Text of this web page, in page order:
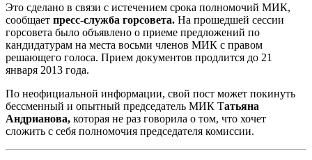
Это сделано в связи с истечением срока полномочий МИК,
сообщает пресс-служба горсовета. На прошедшей сессии
горсовета было объявлено о приеме предложений по
кандидатурам на места восьми членов МИК с правом
решающего голоса. Прием документов продлится до 21
января 2013 года.
По неофициальной информации, свой пост может покинуть
бессменный и опытный председатель МИК Татьяна
Андрианова, которая не раз говорила о том, что хочет
сложить с себя полномочия председателя комиссии.